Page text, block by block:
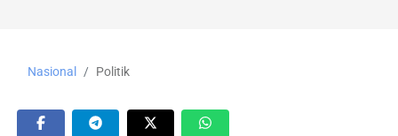
Nasional Politik